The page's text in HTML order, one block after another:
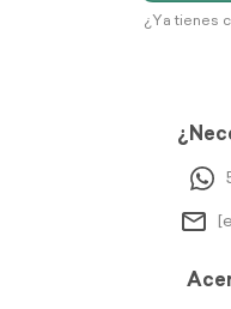
¿Ya tienes